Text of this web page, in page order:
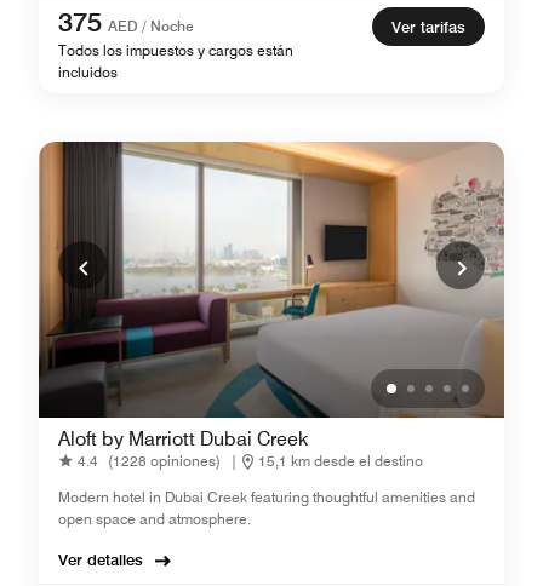
375 AED / Noche
Todos los impuestos y cargos están
incluidos
Ver tarifas
Aloft by Marriott Dubai Creek
4.4 (1228 opiniones) |
15,1 km desde el destino
Modern hotel in Dubai Creek featuring thoughtful amenities and
open space and atmosphere.
Ver detalles